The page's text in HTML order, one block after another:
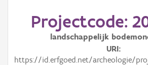
Projectcode:
landschappelijk
URI
https://id.erfgoed.net/archeologie/